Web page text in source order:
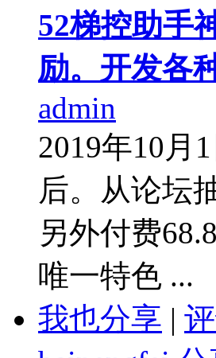
52梯控助手
励。开发各
admin
2019年10月
后。从论坛
另外付费
唯一特色 ...
我也分享 |